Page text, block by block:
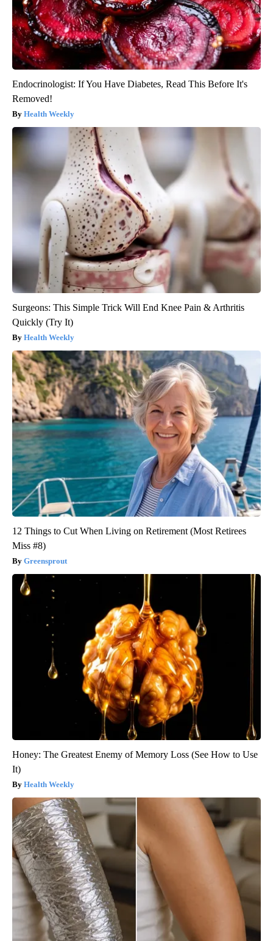
Endocrinologist: If You Have Diabetes, Read This Before It's
Removed!
Health Weekly
Surgeons: This Simple Trick Will End Knee Pain & Arthritis
Quickly (Try It)
Health Weekly
12 Things to Cut When Living on Retirement (Most Retirees
Miss #8)
Greensprout
Honey: The Greatest Enemy of Memory Loss (See How to Use
It)
Health Weekly